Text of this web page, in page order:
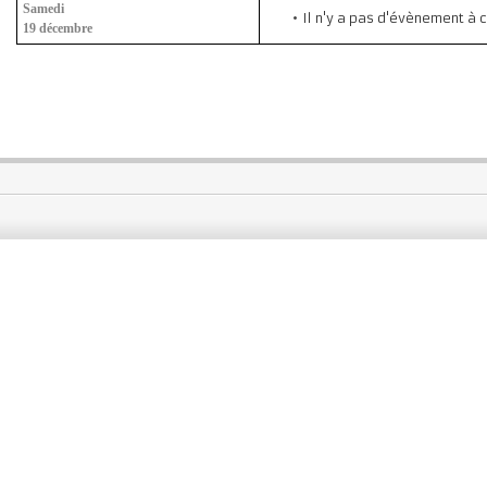
Samedi
19 décembre
Il n'y a pas d'évènement à